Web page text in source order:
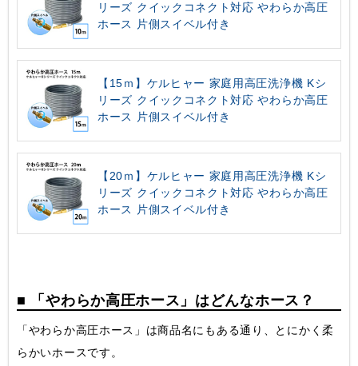
リーズ クイックコネクト対応 やわらか高圧
ホース 片側スイベル付き
【15ｍ】ケルヒャー 家庭用高圧洗浄機 Kシ
リーズ クイックコネクト対応 やわらか高圧
ホース 片側スイベル付き
【20ｍ】ケルヒャー 家庭用高圧洗浄機 Kシ
リーズ クイックコネクト対応 やわらか高圧
ホース 片側スイベル付き
■ 「やわらか高圧ホース」はどんなホース？
「やわらか高圧ホース」は商品名にもある通り、とにかく柔
らかいホースです。